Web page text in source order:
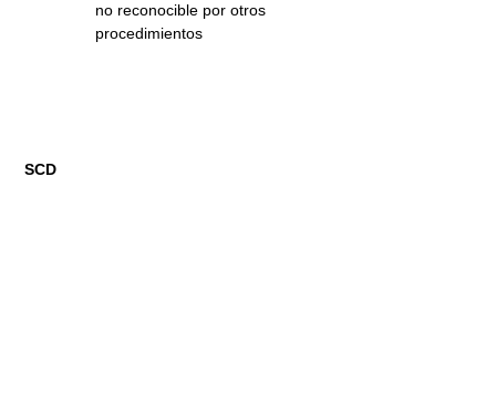
SCD
no reconocible por otros
procedimientos